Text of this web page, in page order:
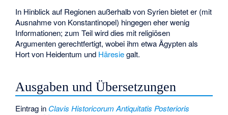
In Hinblick auf Regionen außerhalb von Syrien bietet er (mit
Ausnahme von Konstantinopel) hingegen eher wenig
Informationen; zum Teil wird dies mit religiösen
Argumenten gerechtfertigt, wobei ihm etwa Ägypten als
Hort von Heidentum und Häresiegalt.
Ausgaben und Übersetzungen
Eintrag in Clavis Historicorum Antiquitatis Posterioris